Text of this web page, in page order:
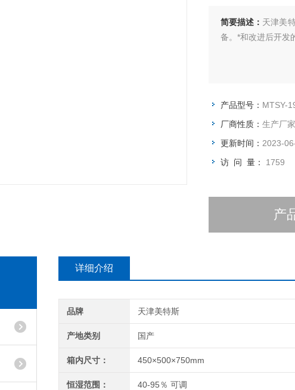
简要描述： 天津美
备。*和改进后开发
产品型号： MTSY-
厂商性质： 生产厂家
更新时间： 2023-
访 问 量： 1759
产
详细介绍
品牌 天津美特斯
产地类别 国产
箱内尺寸： 450×500×750mm
恒湿范围： 40-95％ 可调